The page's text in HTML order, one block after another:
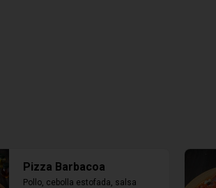
Pizza Barbacoa
Pollo, cebolla estofada, salsa